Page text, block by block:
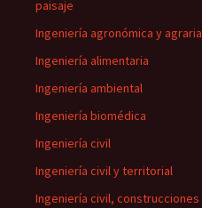
paisaje
Ingeniería agronómica y agraria
Ingeniería alimentaria
Ingeniería ambiental
Ingeniería biomédica
Ingeniería civil
Ingeniería civil y territorial
Ingeniería civil, construcciones